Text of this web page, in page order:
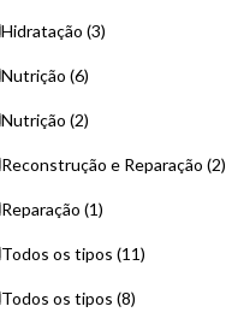
Hidratação (3)
Nutrição (6)
Nutrição (2)
Reconstrução e Reparação (2)
Reparação (1)
Todos os tipos (11)
Todos os tipos (8)